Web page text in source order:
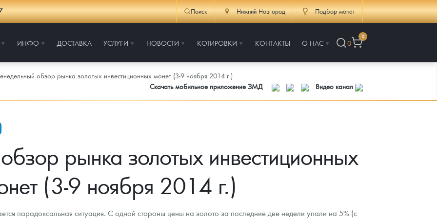
Поиск Нижний Новгород Подбор монет
ИНФО ДОСТАВКА УСЛУГИ НОВОСТИ КОТИРОВКИ КОНТАКТЫ О НАС 0
0
обзор рынка золотых инвестиционных монет (3-9 ноября 2014 г.)
Скачать мобильное приложение ЗМД
Видео канал
рынка золотых инвестиционных
(3-9 ноября 2014 г.)
парадоксальная ситуация. С одной стороны цены на золото за последние две недели упали на 5% (с